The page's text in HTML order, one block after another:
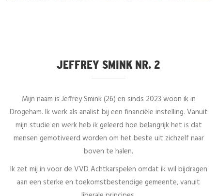
JEFFREY SMINK NR. 2
Mijn naam is Jeffrey Smink (26) en sinds 2023 woon ik in
Drogeham. Ik werk als analist bij een financiële instelling. Vanuit
mijn studie en werk heb ik geleerd hoe belangrijk het is dat
mensen gemotiveerd worden om het beste uit zichzelf naar
boven te halen.
Ik zet mij in voor de VVD Achtkarspelen omdat ik wil bijdragen
aan een sterke en toekomstbestendige gemeente, vanuit